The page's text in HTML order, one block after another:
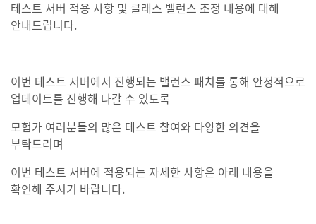
테스트 서버 적용 사항 및 클래스 밸런스 조정 내용에 대해
안내드립니다.
이번 테스트 서버에서 진행되는 밸런스 패치를 통해 안정적으로
업데이트를 진행해 나갈 수 있도록
모험가 여러분들의 많은 테스트 참여와 다양한 의견을
부탁드리며
이번 테스트 서버에 적용되는 자세한 사항은 아래 내용을
확인해 주시기 바랍니다.